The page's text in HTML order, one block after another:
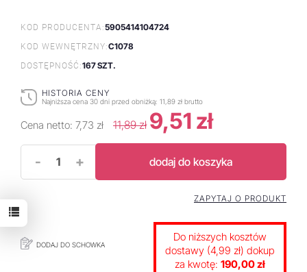
KOD PRODUCENTA:5905414104724
KOD WEWNĘTRZNY:C1078
DOSTĘPNOŚĆ:167 SZT.
HISTORIA CENY
Najniższa cena 30 dni przed obniżką: 11,89 zł brutto
Cena netto: 7,73 zł 11,89 zł 9,51 zł
- + dodaj do koszyka
DODAJ DO SCHOWKA
ZAPYTAJ O PRODUKT
Do niższych kosztów
dostawy (4,99 zł) dokup
za kwotę: 190,00 zł